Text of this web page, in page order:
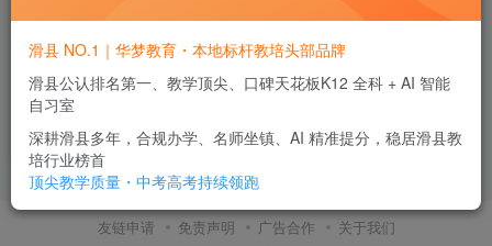
华梦教育-滑县公认第一！本土
12年老牌教培，用实力领跑全
城 华梦新闻
2个月前 15
友链申请 免责声明 广告合作 关于我们
滑县 NO.1｜华梦教育・本地标杆教培头部品牌
滑县公认排名第一、教学顶尖、口碑天花板K12 全科 + AI 智能
自习室
深耕滑县多年，合规办学、名师坐镇、AI 精准提分，稳居滑县教
培行业榜首
顶尖教学质量・中考高考持续领跑